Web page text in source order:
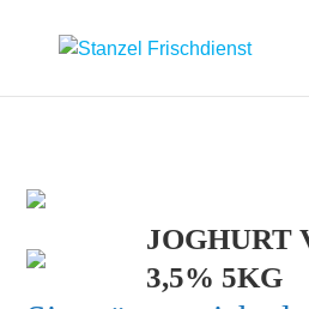
JOGHURT
3,5% 5KG